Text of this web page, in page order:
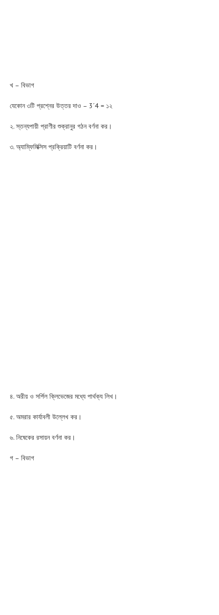
খ – বিভাগ
যেকোন ৩টি প্রশ্নের উত্তর দাও – 3´4 = ১২
২. স্তন্যপায়ী প্রাণীর শুক্রানুর গঠন বর্ণনা কর।
৩. অ্যাম্ফিমিক্সিস প্রক্রিয়াটি বর্ণনা কর।
৪. অরীয় ও সর্পিল ক্লিভেজের মধ্যে পার্থক্য লিখ।
৫. অমরার কার্যাবলী উল্লেখ কর।
৬. নিষেকের রসায়ন বর্ণনা কর।
গ – বিভাগ